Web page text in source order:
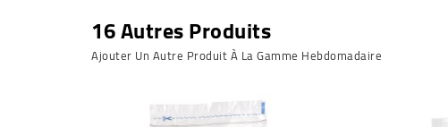
16 Autres Produits
Ajouter Un Autre Produit À La Gamme Hebdomadaire